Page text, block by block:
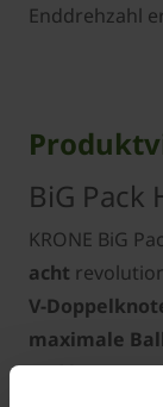
Enddrehzahl
BiG Pack
KRONE BiG
acht
V-
maximale
und